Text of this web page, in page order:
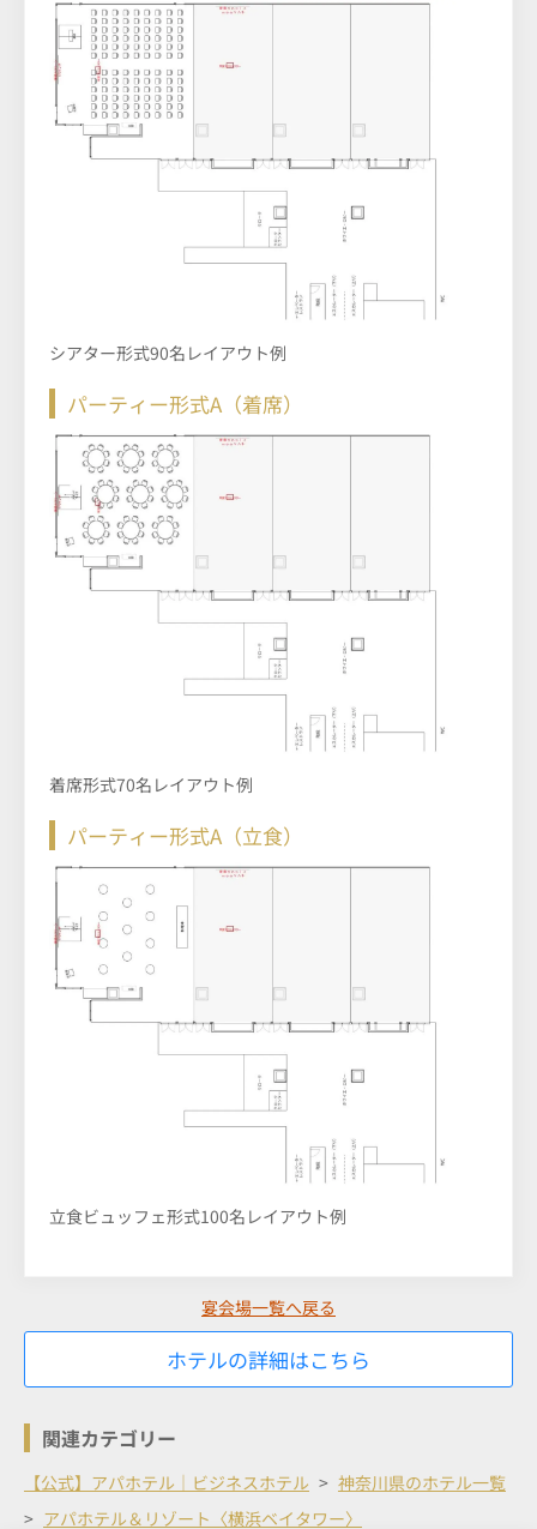
シアター形式90名レイアウト例
パーティー形式A（着席）
着席形式70名レイアウト例
パーティー形式A（立食）
立食ビュッフェ形式100名レイアウト例
宴会場一覧へ戻る
ホテルの詳細はこちら
関連カテゴリー
【公式】アパホテル｜ビジネスホテル
神奈川県のホテル一覧
アパホテル＆リゾート〈横浜ベイタワー〉